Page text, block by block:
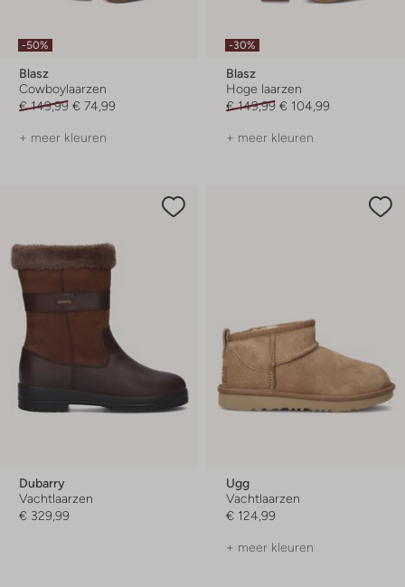
-50%
Blasz
Cowboylaarzen
€ 149,99 € 74,99
+ meer kleuren
-30%
Blasz
Hoge laarzen
€ 149,99 € 104,99
+ meer kleuren
Dubarry
Vachtlaarzen
€ 329,99
Ugg
Vachtlaarzen
€ 124,99
+ meer kleuren